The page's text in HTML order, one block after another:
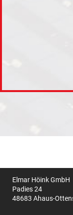
Elmar Höink GmbH
Padies 24
48683 Ahaus-